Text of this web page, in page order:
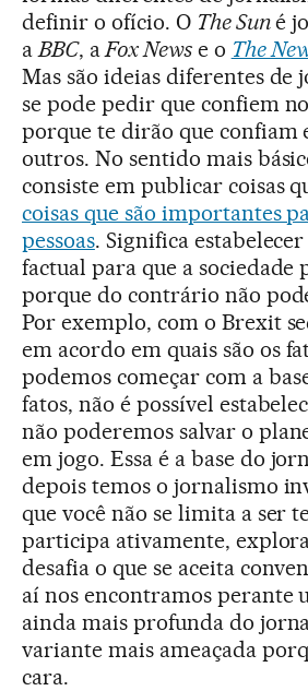
definir o ofício. O The Suné
a BBC, aFox Newse o The
Mas são ideias diferentes de
se pode pedir que confiem
porque te dirão que confiam
outros. No sentido mais
consiste em publicar coisas
coisas que são importantes
pessoas. Significa
factual para que a sociedade
porque do contrário não
Por exemplo, com o Brexit
em acordo em quais são os
podemos começar com a
fatos, não é possível
não poderemos salvar o
em jogo. Essa é a base do
depois temos o jornalismo
que você não se limita a ser
participa ativamente,
desafia o que se aceita
aí nos encontramos perante
ainda mais profunda do
variante mais ameaçada
cara.